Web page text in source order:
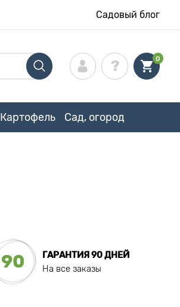
Садовый блог
0
Картофель Сад, огород
90
ГАРАНТИЯ 90 ДНЕЙ
На все заказы